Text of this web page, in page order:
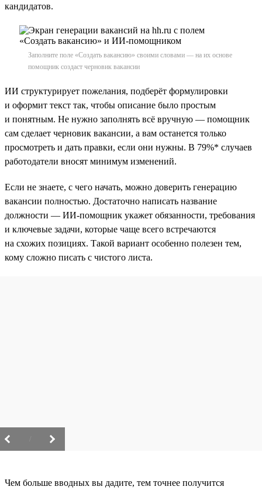
кандидатов.
Заполните поле «Создать вакансию» своими словами — на их основе
помощник создаст черновик вакансии
ИИ структурирует пожелания, подберёт формулировки
и оформит текст так, чтобы описание было простым
и понятным. Не нужно заполнять всё вручную — помощник
сам сделает черновик вакансии, а вам останется только
просмотреть и дать правки, если они нужны. В 79%* случаев
работодатели вносят минимум изменений.
Если не знаете, с чего начать, можно доверить генерацию
вакансии полностью. Достаточно написать название
должности — ИИ-помощник укажет обязанности, требования
и ключевые задачи, которые чаще всего встречаются
на схожих позициях. Такой вариант особенно полезен тем,
кому сложно писать с чистого листа.
Чем больше вводных вы дадите, тем точнее получится